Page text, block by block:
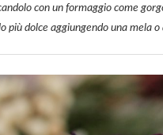
con un formaggio come
più dolce aggiungendo una mela